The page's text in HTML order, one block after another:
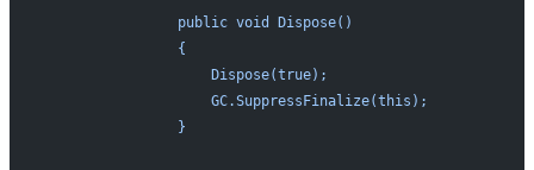
                public void Dispose()
                {
                    Dispose(true);
                    GC.SuppressFinalize(this);
                }